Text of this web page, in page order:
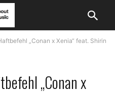
„Conan x Xenia“ feat. Shirin
„Conan x